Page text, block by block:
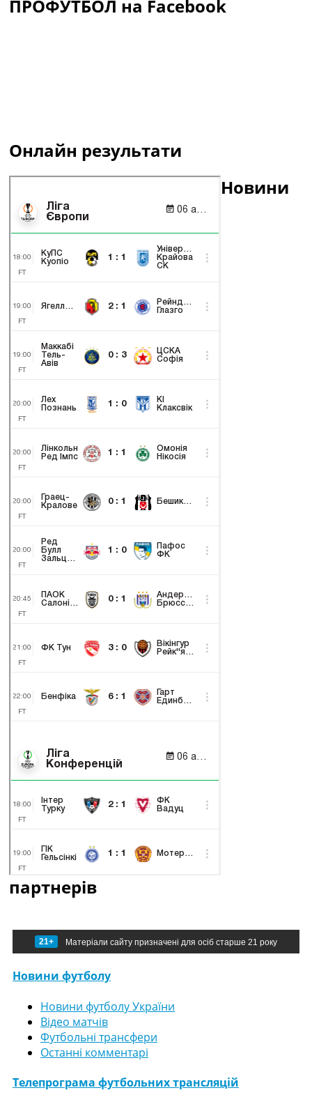
ПРОФУТБОЛ на Facebook
Онлайн результати
Новини
партнерів
21+ Матеріали сайту призначені для осіб старше 21 року
Новини футболу
Новини футболу України
Відео матчів
Футбольні трансфери
Останні комментарі
Телепрограма футбольних трансляцій